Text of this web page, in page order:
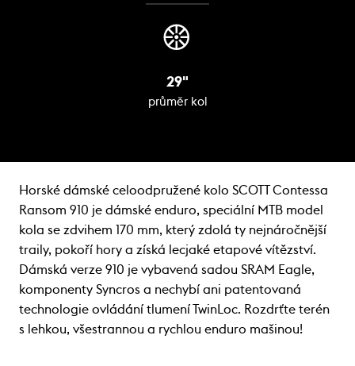
29"
průměr kol
Horské dámské celoodpružené kolo SCOTT Contessa
Ransom 910 je dámské enduro, speciální MTB model
kola se zdvihem 170 mm, který zdolá ty nejnáročnější
traily, pokoří hory a získá lecjaké etapové vítězství.
Dámská verze 910 je vybavená sadou SRAM Eagle,
komponenty Syncros a nechybí ani patentovaná
technologie ovládání tlumení TwinLoc. Rozdrťte terén
s lehkou, všestrannou a rychlou enduro mašinou!